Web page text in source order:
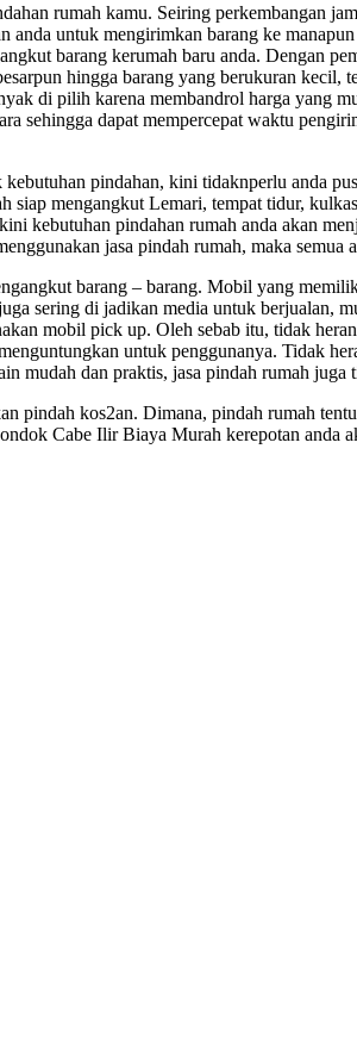
rumah kamu. Seiring perkembangan
untuk mengirimkan barang ke
barang kerumah baru anda. Dengan
hingga barang yang berukuran kecil,
di pilih karena membandrol harga yang
sehingga dapat mempercepat waktu
pindahan, kini tidaknperlu anda
mengangkut Lemari, tempat tidur,
kebutuhan pindahan rumah anda akan
jasa pindah rumah, maka semua
barang – barang. Mobil yang
sering di jadikan media untuk berjualan,
mobil pick up. Oleh sebab itu, tidak
untuk penggunanya. Tidak
mudah dan praktis, jasa pindah rumah
pindah kos2an. Dimana, pindah rumah
Cabe Ilir Biaya Murah kerepotan anda